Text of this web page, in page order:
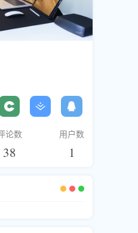
论数
38
用户数
1